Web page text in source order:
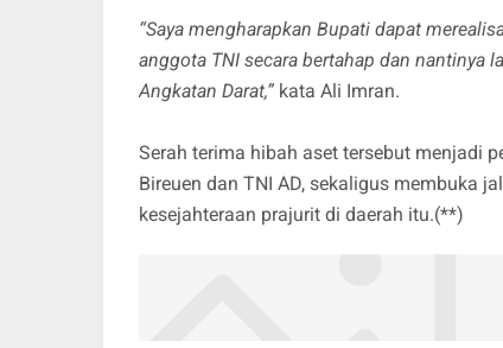
“Saya mengharapkan Bupati dapat
anggota TNI secara bertahap dan nantinya
Angkatan Darat,” kata Ali Imran.
Serah terima hibah aset tersebut menjadi
Bireuen dan TNI AD, sekaligus membuka
kesejahteraan prajurit di daerah itu.(**)